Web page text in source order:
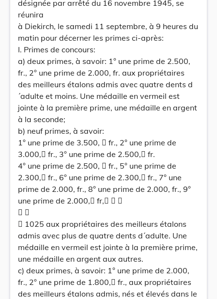
désignée par arrêté du 16 novembre 1945, se
réunira
à Diekirch, le samedi 11 septembre, à 9 heures du
matin pour décerner les primes ci-après:
I. Primes de concours:
a) deux primes, à savoir: 1° une prime de 2.500,
fr., 2° une prime de 2.000, fr. aux propriétaires
des meilleurs étalons admis avec quatre dents d
´adulte et moins. Une médaille en vermeil est
jointe à la première prime, une médaille en argent
à la seconde;
b) neuf primes, à savoir:
1° une prime de 3.500,  fr., 2° une prime de
3.000, fr., 3° une prime de 2.500, fr.
4° une prime de 2.500,  fr., 5° une prime de
2.300, fr., 6° une prime de 2.300, fr., 7° une
prime de 2.000, fr., 8° une prime de 2.000, fr., 9°
une prime de 2.000, fr,  
 
 1025 aux propriétaires des meilleurs étalons
admis avec plus de quatre dents d´adulte. Une
médaille en vermeil est jointe à la première prime,
une médaille en argent aux autres.
c) deux primes, à savoir: 1° une prime de 2.000,
fr., 2° une prime de 1.800, fr., aux propriétaires
des meilleurs étalons admis, nés et élevés dans le